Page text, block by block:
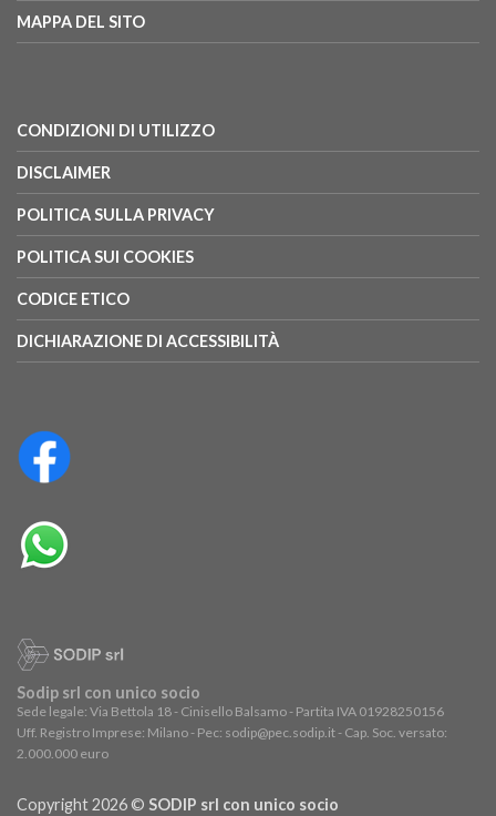
MAPPA DEL SITO
CONDIZIONI DI UTILIZZO
DISCLAIMER
POLITICA SULLA PRIVACY
POLITICA SUI COOKIES
CODICE ETICO
DICHIARAZIONE DI ACCESSIBILITÀ
Sodip srl con unico socio
Sede legale: Via Bettola 18 - Cinisello Balsamo - Partita IVA 01928250156
Uff. Registro Imprese: Milano - Pec: sodip@pec.sodip.it - Cap. Soc. versato:
2.000.000 euro
Copyright 2026 © SODIP srl con unico socio